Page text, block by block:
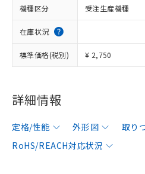
機種区分 受注生産機種
在庫状況
標準価格(税別) ¥ 2,750
詳細情報
定格/性能 外形図 取り
RoHS/REACH対応状況